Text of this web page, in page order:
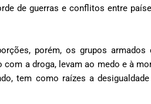
de guerras e conflitos entre
porém, os grupos
a droga, levam ao medo e à
tem como raízes a